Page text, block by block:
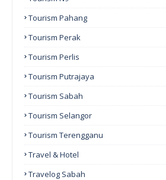
Tourism Pahang
Tourism Perak
Tourism Perlis
Tourism Putrajaya
Tourism Sabah
Tourism Selangor
Tourism Terengganu
Travel & Hotel
Travelog Sabah